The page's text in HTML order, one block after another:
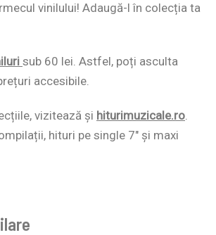
vinilului! Adaugă-l în colecția ta
sub 60 lei. Astfel, poți asculta
accesibile.
vizitează și hiturimuzicale.ro
hituri pe single 7″ și maxi